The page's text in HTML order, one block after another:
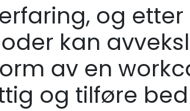
og etter
kan
av en
og tilføre